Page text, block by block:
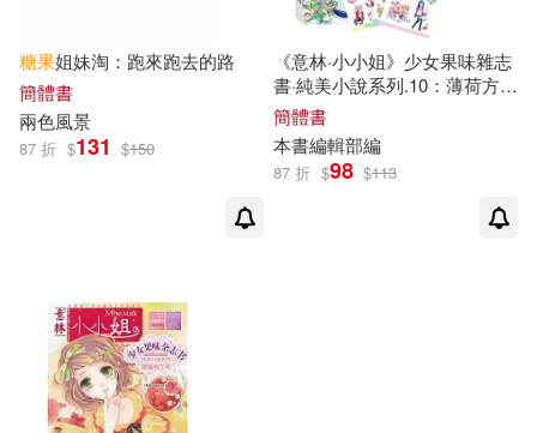
糖果姐妹淘：跑來跑去的路
簡體書
兩色風景
87 折 $131 $150
《意林·小小姐》少女果味雜志
書·純美小說系列.10：薄荷方糖
號
簡體書
本書編輯部編
87 折 $98 $113